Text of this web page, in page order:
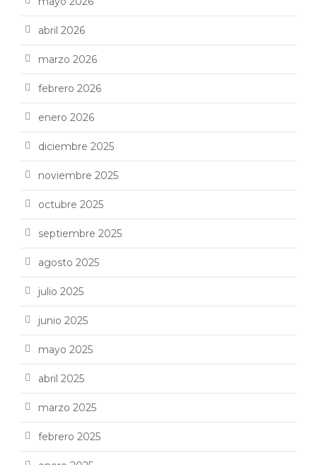
abril 2026
marzo 2026
febrero 2026
enero 2026
diciembre 2025
noviembre 2025
octubre 2025
septiembre 2025
agosto 2025
julio 2025
junio 2025
mayo 2025
abril 2025
marzo 2025
febrero 2025